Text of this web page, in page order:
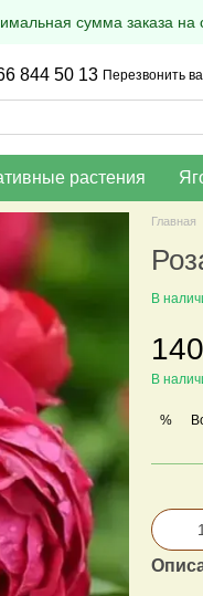
сумма заказа на
844 50 13 Перезвонить
растения
Главная
В
В
%